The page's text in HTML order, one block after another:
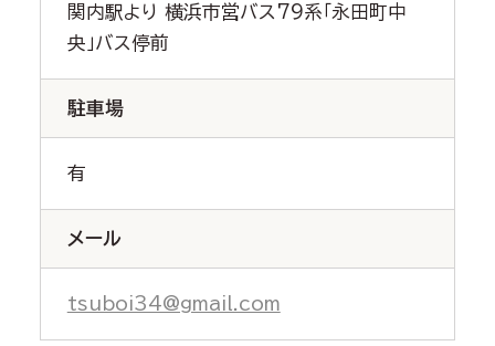
関内駅より 横浜市営バス79系「永田町中
央」バス停前
駐車場
有
メール
tsuboi34@gmail.com